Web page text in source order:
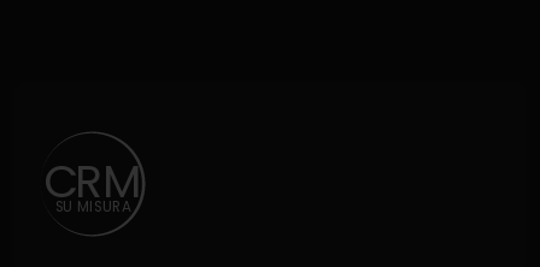
CRM
SU MISURA